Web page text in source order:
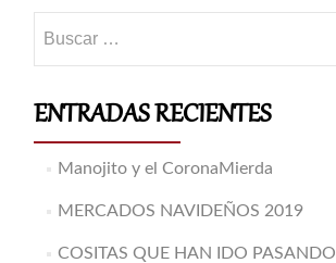
entradas
ENTRADAS RECIENTES
Manojito y el CoronaMierda
MERCADOS NAVIDEÑOS 2019
COSITAS QUE HAN IDO PASANDO